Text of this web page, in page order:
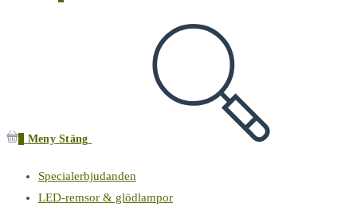
Meny Stäng
Specialerbjudanden
LED-remsor & glödlampor